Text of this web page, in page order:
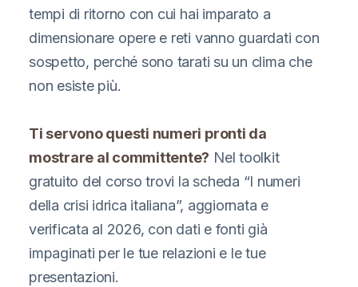
tempi di ritorno con cui hai imparato a
dimensionare opere e reti vanno guardati con
sospetto, perché sono tarati su un clima che
non esiste più.
Ti servono questi numeri pronti da
mostrare al committente? Nel toolkit
gratuito del corso trovi la scheda “I numeri
della crisi idrica italiana”, aggiornata e
verificata al 2026, con dati e fonti già
impaginati per le tue relazioni e le tue
presentazioni.